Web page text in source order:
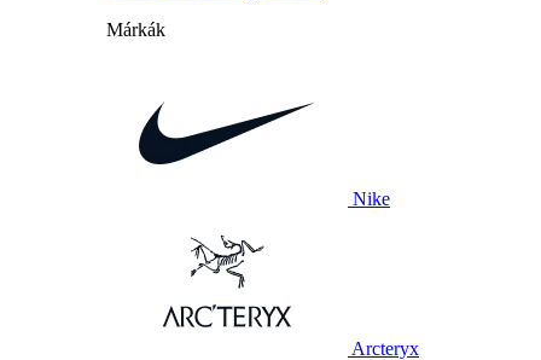
Márkák
Nike
Arcteryx